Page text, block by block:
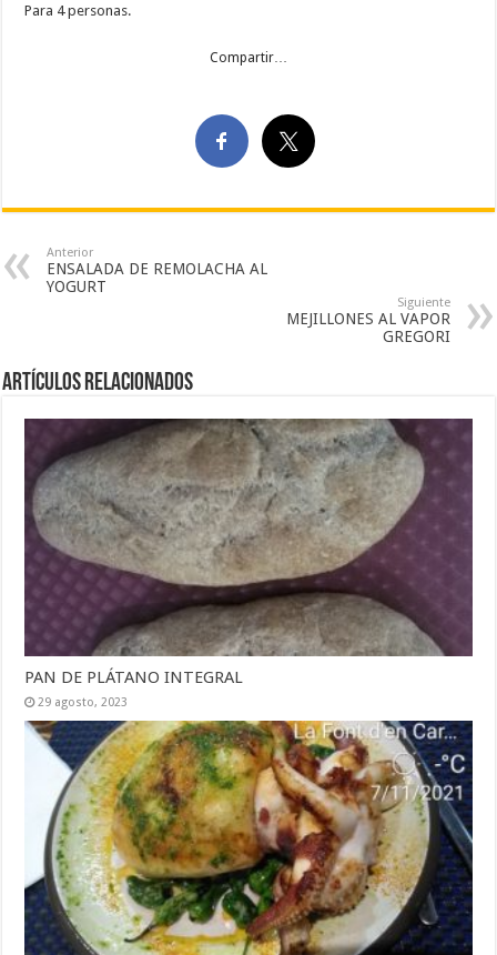
Para 4 personas.
Compartir…
Anterior
ENSALADA DE REMOLACHA AL
YOGURT
Siguiente
MEJILLONES AL VAPOR
GREGORI
Artículos Relacionados
PAN DE PLÁTANO INTEGRAL
29 agosto, 2023